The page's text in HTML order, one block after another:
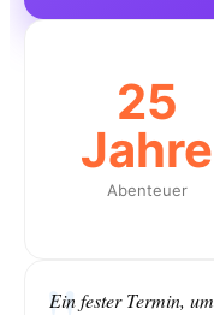
25
Jahre
Abenteuer
Ein fester Termin, um